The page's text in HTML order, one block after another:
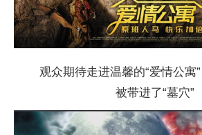
观众期待走进温馨的“爱情公寓
被带进了“墓穴”